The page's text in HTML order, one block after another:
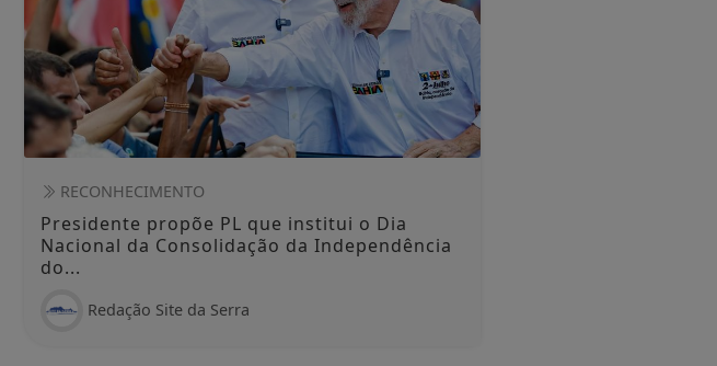
RECONHECIMENTO
Presidente propõe PL que institui o Dia
Nacional da Consolidação da Independência
do...
Redação Site da Serra